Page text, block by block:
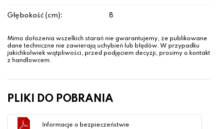
Głębokość (cm): 8
Mimo dołożenia wszelkich starań nie gwarantujemy, że publikowane
dane techniczne nie zawierają uchybień lub błędów. W przypadku
jakichkolwiek wątpliwości, przed podjęciem decyzji, prosimy o kontakt
z handlowcem.
PLIKI DO POBRANIA
Informacje o bezpieczeństwie